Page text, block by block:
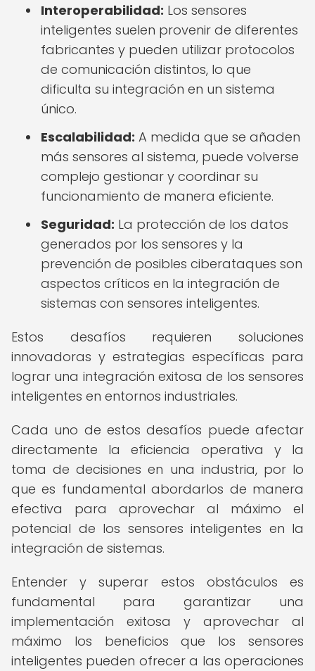
Interoperabilidad: Los sensores
inteligentes suelen provenir de diferentes
fabricantes y pueden utilizar protocolos
de comunicación distintos, lo que
dificulta su integración en un sistema
único.
Escalabilidad: A medida que se añaden
más sensores al sistema, puede volverse
complejo gestionar y coordinar su
funcionamiento de manera eficiente.
Seguridad: La protección de los datos
generados por los sensores y la
prevención de posibles ciberataques son
aspectos críticos en la integración de
sistemas con sensores inteligentes.
Estos desafíos requieren soluciones
innovadoras y estrategias específicas para
lograr una integración exitosa de los sensores
inteligentes en entornos industriales.
Cada uno de estos desafíos puede afectar
directamente la eficiencia operativa y la
toma de decisiones en una industria, por lo
que es fundamental abordarlos de manera
efectiva para aprovechar al máximo el
potencial de los sensores inteligentes en la
integración de sistemas.
Entender y superar estos obstáculos es
fundamental para garantizar una
implementación exitosa y aprovechar al
máximo los beneficios que los sensores
inteligentes pueden ofrecer a las operaciones